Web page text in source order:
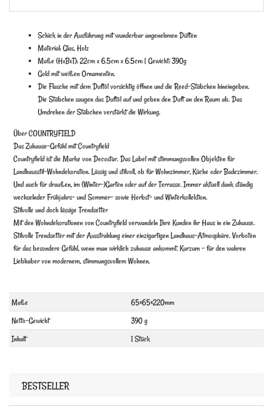
Schick in der Ausführung mit wunderbar angenehmen Düften
Material: Glas, Holz
Maße (HxBxT): 22cm x 6.5cm x 6.5cm | Gewicht: 390g
Gold mit weißen Ornamenten.
Die Flasche mit dem Duftöl vorsichtig öffnen und die Reed-Stäbchen hineingeben.
Die Stäbchen saugen das Duftöl auf und geben den Duft an den Raum ab. Das
Umdrehen der Stäbchen verstärkt die Wirkung.
Über COUNTRYFIELD
Das Zuhause-Gefühl mit Countryfield
Countryfield ist die Marke von Decostar. Das Label mit stimmungsvollen Objekten für
Landhausstil-Wohndekoration. Lässig und stilvoll, ob für Wohnzimmer, Küche oder Badezimmer.
Und auch für draußen, im (Winter-)Garten oder auf der Terrasse. Immer aktuell dank ständig
wechselnder Frühjahrs- und Sommer- sowie Herbst- und Winterkollektion.
Stilvolle und doch lässige Trendsetter
Mit den Wohndekorationen von Countryfield verwandeln Ihre Kunden ihr Haus in ein Zuhause.
Stilvolle Trendsetter mit der Ausstrahlung einer einzigartigen Landhaus-Atmosphäre. Vorboten
für das besondere Gefühl, wenn man wirklich zuhause ankommt. Kurzum – für den wahren
Liebhaber von modernem, stimmungsvollem Wohnen.
Technisches
Merkmal
Wert
Maße
65×65×220mm
Netto-Gewicht
390 g
Inhalt
1 Stück
BESTSELLER